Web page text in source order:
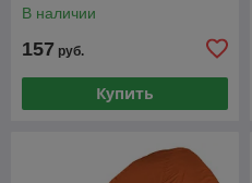
В наличии
157 руб.
Купить